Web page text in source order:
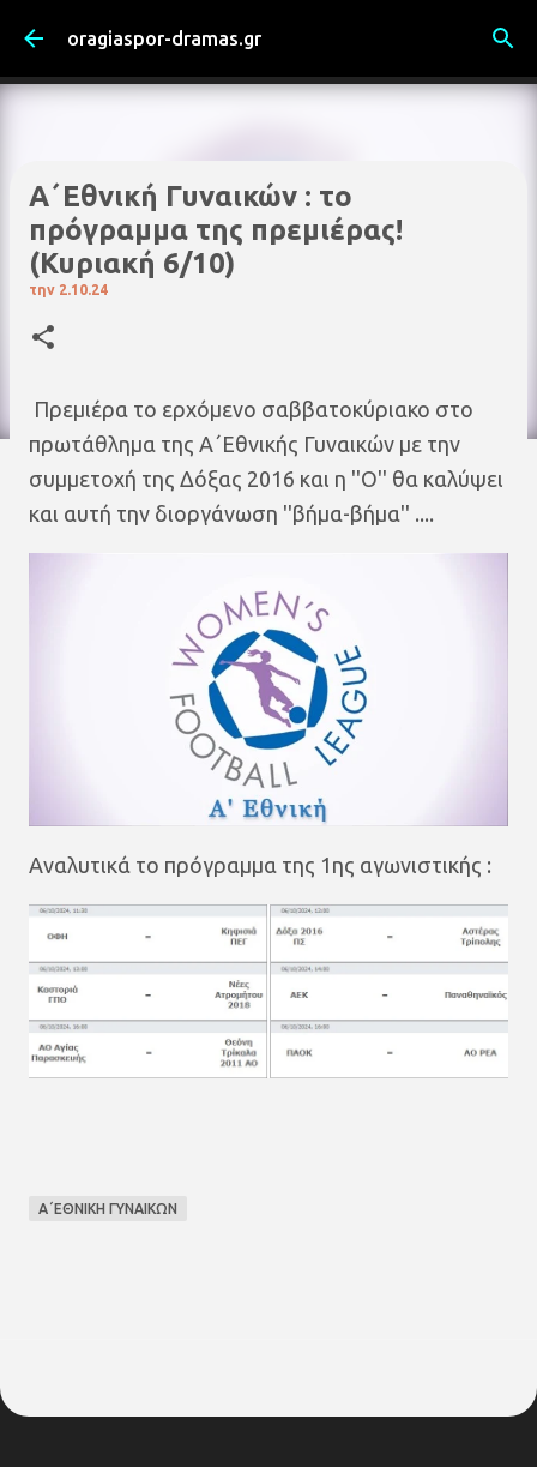
Μετάβαση στο κύριο περιεχόμενο
oragiaspor-dramas.gr
Α΄Εθνική Γυναικών : το
πρόγραμμα της πρεμιέρας!
(Κυριακή 6/10)
την 2.10.24
Πρεμιέρα το ερχόμενο σαββατοκύριακο στο
πρωτάθλημα της Α΄Εθνικής Γυναικών με την
συμμετοχή της Δόξας 2016 και η ''Ο'' θα καλύψει
και αυτή την διοργάνωση ''βήμα-βήμα'' ....
Αναλυτικά το πρόγραμμα της 1ης αγωνιστικής :
Α΄ΕΘΝΙΚΗ ΓΥΝΑΙΚΩΝ